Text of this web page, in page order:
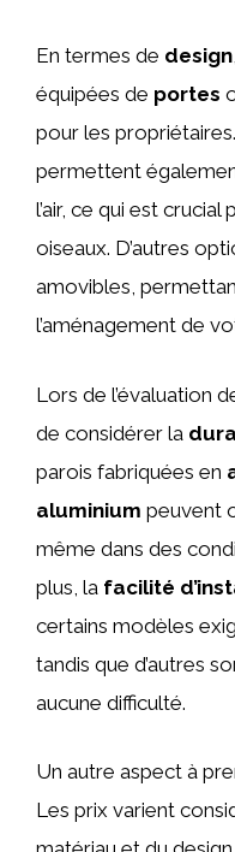
En termes de design
équipées de portes
pour les
permettent
l’air, ce qui est
oiseaux. D’autres
amovibles,
l’aménagement de
Lors de l’évaluation
de considérer la
parois fabriquées en
aluminium peuvent
même dans des
plus, la facilité
certains modèles
tandis que d’autres
aucune difficulté.
Un autre aspect à
Les prix varient